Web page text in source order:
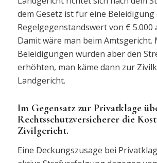
dem Gesetz ist für eine Beleidigung
Regelgegenstandswert von € 5.000
Damit wäre man beim Amtsgericht.
Beleidigungen würden aber den
erhöhten, man käme dann zur
Landgericht.
Im Gegensatz zur Privatklage
Rechtsschutzversicherer die
Zivilgericht.
Eine Deckungszusage bei